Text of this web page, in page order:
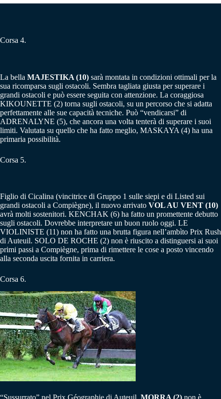
Corsa 4.
La bella MAJESTIKA (10) sarà montata in condizioni ottimali per la
sua ricomparsa sugli ostacoli. Sembra tagliata giusta per superare i
grandi ostacoli e può essere seguita con attenzione. La coraggiosa
KIKOUNETTE (2) torna sugli ostacoli, su un percorso che si adatta
perfettamente alle sue capacità tecniche. Può “vendicarsi” di
ADRENALYNE (5), che ancora una volta tenterà di superare i suoi
limiti. Valutata su quello che ha fatto meglio, MASKAYA (4) ha una
primaria possibilità.
Corsa 5.
Figlio di Cicalina (vincitrice di Gruppo 1 sulle siepi e di Listed sui
grandi ostacoli a Compiègne), il nuovo arrivato VOL AU VENT (10)
avrà molti sostenitori. KENCHAK (6) ha fatto un promettente debutto
sugli ostacoli. Dovrebbe interpretare un buon ruolo oggi. LE
VIOLINISTE (11) non ha fatto una brutta figura nell’ambìto Prix Rush
di Auteuil. SOLO DE ROCHE (2) non è riuscito a distinguersi ai suoi
primi passi a Compiègne, prima di rimettere le cose a posto vincendo
alla seconda uscita fornita in carriera.
Corsa 6.